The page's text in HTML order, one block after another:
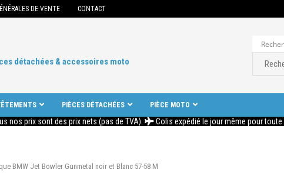
DE VENTE CONTACT
détachées & accessoires moto
PIÈCES DÉTACHÉES PIÈCE MOTO
nos prix sont des prix nets (pas de TVA). Colis expédié le jour même pour
BMW Jet Bowler Gunmetal noir et Blanc 57-58 M